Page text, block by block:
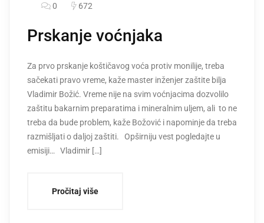
0 672
Prskanje voćnjaka
Za prvo prskanje koštičavog voća protiv monilije, treba
sačekati pravo vreme, kaže master inženjer zaštite bilja
Vladimir Božić. Vreme nije na svim voćnjacima dozvolilo
zaštitu bakarnim preparatima i mineralnim uljem, ali to ne
treba da bude problem, kaže Božović i napominje da treba
razmišljati o daljoj zaštiti. Opširniju vest pogledajte u
emisiji… Vladimir […]
Pročitaj više